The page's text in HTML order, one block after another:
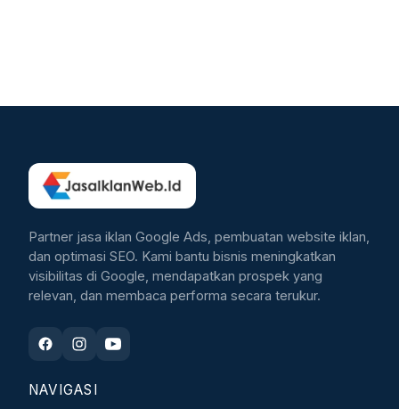
Partner jasa iklan Google Ads, pembuatan website iklan,
dan optimasi SEO. Kami bantu bisnis meningkatkan
visibilitas di Google, mendapatkan prospek yang
relevan, dan membaca performa secara terukur.
NAVIGASI